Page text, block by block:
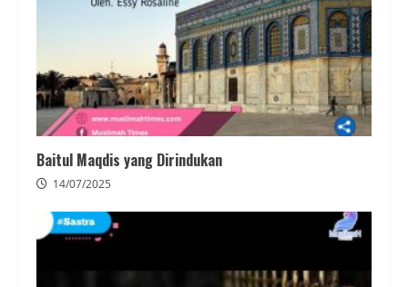
Baitul Maqdis yang Dirindukan
14/07/2025